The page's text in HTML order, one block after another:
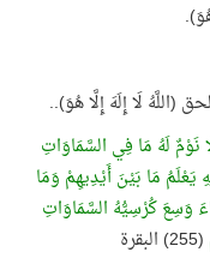
نَوْمٌ لَهُ مَا فِي السَّمَاوَاتِ
يَعْلَمُ مَا بَيْنَ أَيْدِيهِمْ وَمَا
وَسِعَ كُرْسِيُّهُ السَّمَاوَاتِ
(255) البقرة